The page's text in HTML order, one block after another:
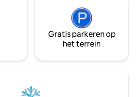
Gratis parkeren op
het terrein